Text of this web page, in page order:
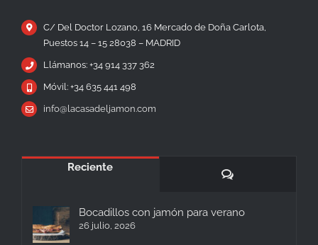
C/ Del Doctor Lozano, 16 Mercado de Doña Carlota,
Puestos 14 – 15 28038 – MADRID
Llámanos: +34 914 337 362
Móvil: +34 635 441 498
info@lacasadeljamon.com
Reciente
Comentarios
Bocadillos con jamón para verano
26 julio, 2026